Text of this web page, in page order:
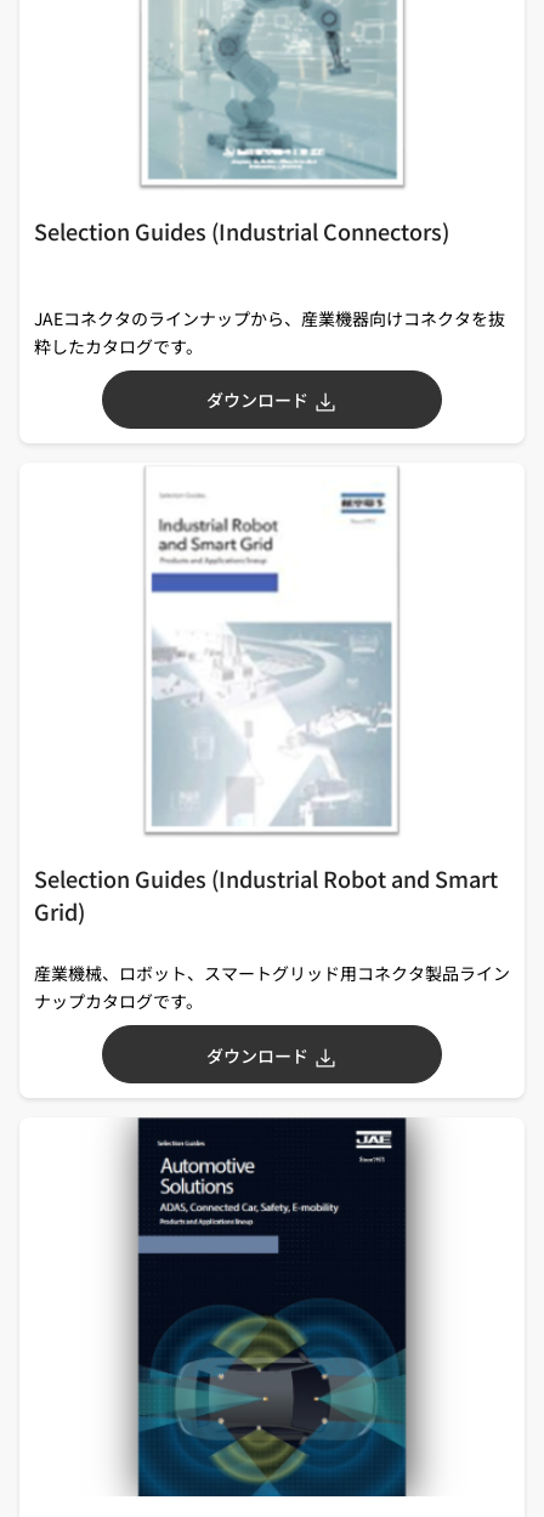
Selection Guides (Industrial Connectors)
JAEコネクタのラインナップから、産業機器向けコネクタを抜
粋したカタログです。
ダウンロード
Selection Guides (Industrial Robot and Smart
Grid)
産業機械、ロボット、スマートグリッド用コネクタ製品ライン
ナップカタログです。
ダウンロード